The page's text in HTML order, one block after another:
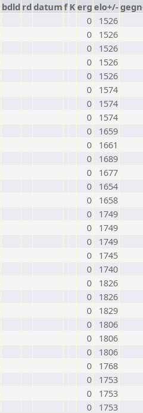
bdld rd datumf Kerg elo+/-
0
1526
0
1526
0
1526
0
1526
0
1526
0
1574
0
1574
0
1574
0
1659
0
1661
0
1689
0
1677
0
1654
0
1658
0
1749
0
1749
0
1749
0
1745
0
1740
0
1826
0
1826
0
1829
0
1806
0
1806
0
1806
0
1768
0
1753
0
1753
0 1753